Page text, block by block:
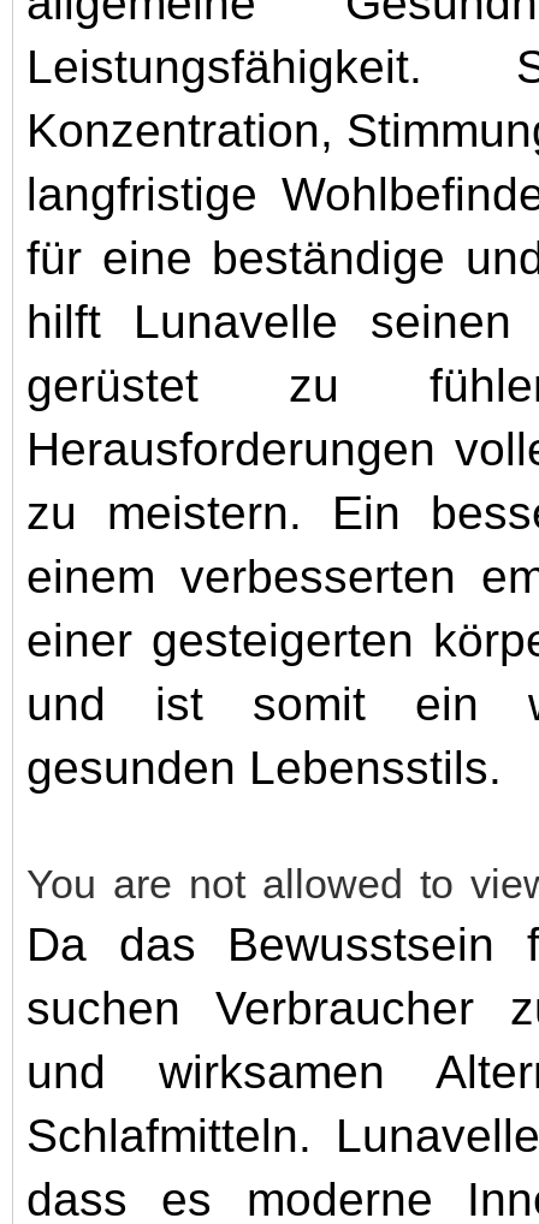
Konzentration,
langfristige
für eine beständige
hilft Lunavelle
gerüstet zu
Herausforderungen
zu meistern. Ein
einem verbesserten
einer gesteigerten
und ist somit ein
gesunden Lebensstils.
You are not allowed to
Da das Bewusstsein
suchen Verbraucher
und wirksamen
Schlafmitteln.
dass es moderne